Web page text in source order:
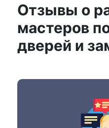
Отзывы о
мастеров
дверей и